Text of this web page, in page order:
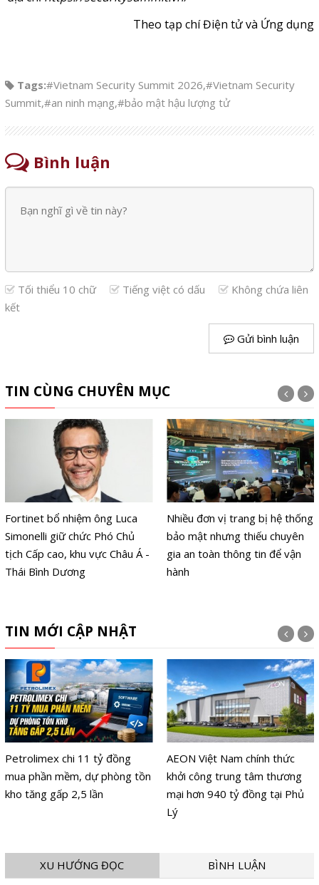
Theo tạp chí Điện tử và Ứng dụng
Tags:#Vietnam Security Summit 2026,#Vietnam Security
Summit,#an ninh mạng,#bảo mật hậu lượng tử
Bình luận
Tối thiểu 10 chữ Tiếng việt có dấu
Không chứa liên
kết
Gửi bình luận
TIN CÙNG CHUYÊN MỤC
Fortinet bổ nhiệm ông Luca
Simonelli giữ chức Phó Chủ
tịch Cấp cao, khu vực Châu Á -
Thái Bình Dương
Nhiều đơn vị trang bị hệ thống
bảo mật nhưng thiếu chuyên
gia an toàn thông tin để vận
hành
TIN MỚI CẬP NHẬT
Petrolimex chi 11 tỷ đồng
mua phần mềm, dự phòng tồn
kho tăng gấp 2,5 lần
AEON Việt Nam chính thức
khởi công trung tâm thương
mại hơn 940 tỷ đồng tại Phủ
Lý
XU HƯỚNG ĐỌC BÌNH LUẬN